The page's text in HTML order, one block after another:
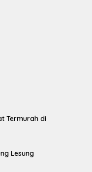
Termurah di
Lesung